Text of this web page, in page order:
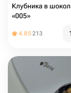
Клубника в
«005»
4.85213